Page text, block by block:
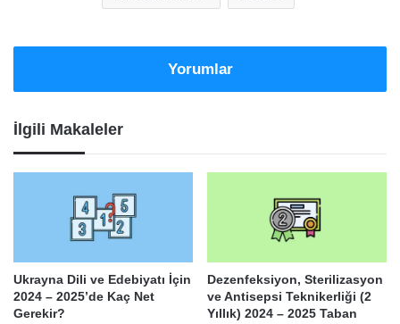
Yorumlar
İlgili Makaleler
Ukrayna Dili ve Edebiyatı İçin
2024 – 2025’de Kaç Net
Gerekir?
Dezenfeksiyon, Sterilizasyon
ve Antisepsi Teknikerliği (2
Yıllık) 2024 – 2025 Taban